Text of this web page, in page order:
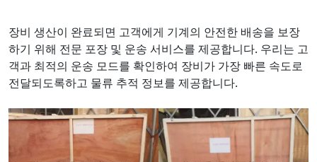
장비 생산이 완료되면 고객에게 기계의 안전한 배송을 보장
하기 위해 전문 포장 및 운송 서비스를 제공합니다. 우리는 고
객과 최적의 운송 모드를 확인하여 장비가 가장 빠른 속도로
전달되도록하고 물류 추적 정보를 제공합니다.